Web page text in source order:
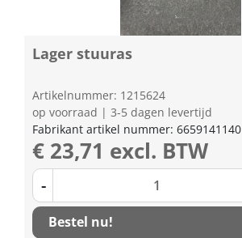
Lager stuuras
Artikelnummer: 1215624
op voorraad | 3-5 dagen levertijd
Fabrikant artikel nummer: 6659141140
€ 23,71 excl. BTW
-
Bestel nu!